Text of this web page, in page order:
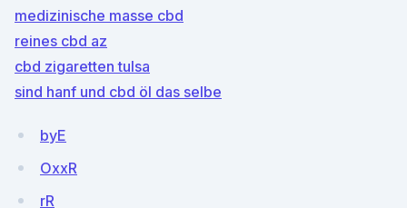
medizinische masse cbd
reines cbd az
cbd zigaretten tulsa
sind hanf und cbd öl das selbe
byE
OxxR
rR